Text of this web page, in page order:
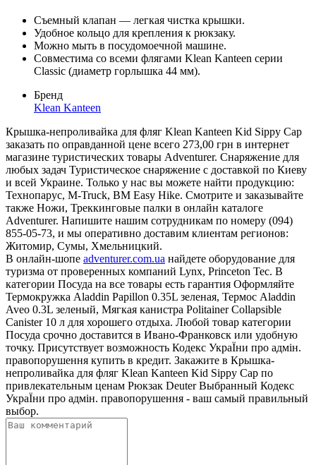
Съемный клапан — легкая чистка крышки.
Удобное кольцо для крепления к рюкзаку.
Можно мыть в посудомоечной машине.
Совместима со всеми флягами Klean Kanteen серии
Classic (диаметр горлышка 44 мм).
Бренд
Klean Kanteen
Крышка-непроливайка для фляг Klean Kanteen Kid Sippy Cap
заказать по оправданной цене всего 273,00 грн в интернет
магазине туристических товары Adventurer. Снаряжение для
любых задач Туристическое снаряжение с доставкой по Киеву
и всей Украине. Только у нас вы можете найти продукцию:
Технопарус, M-Truck, BM Easy Hike. Смотрите и заказывайте
также Ножи, Треккинговые палки в онлайн каталоге
Adventurer. Напишите нашим сотрудникам по номеру (094)
855-05-73, и мы оперативно доставим клиентам регионов:
Житомир, Сумы, Хмельницкий.
В онлайн-шопе adventurer.com.ua найдете оборудование для
туризма от проверенных компаний Lynx, Princeton Tec. В
категории Посуда на все товары есть гарантия Оформляйте
Термокружка Aladdin Papillon 0.35L зеленая, Термос Aladdin
Aveo 0.3L зеленый, Мягкая канистра Politainer Collapsible
Canister 10 л для хорошего отдыха. Любой товар категории
Посуда срочно доставится в Ивано-Франковск или удобную
точку. Присутствует возможность Кодекс УкраЇни про адмін.
правопорушення купить в кредит. Закажите в Крышка-
непроливайка для фляг Klean Kanteen Kid Sippy Cap по
привлекательным ценам Рюкзак Deuter Выбранный Кодекс
УкраЇни про адмін. правопорушення - ваш самый правильный
выбор.